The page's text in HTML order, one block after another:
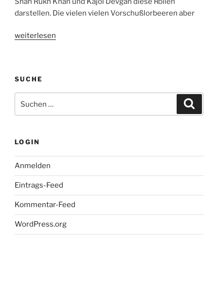
darstellen. Die vielen vielen Vorschußlorbeeren aber
„My
–
Kinostart:
10.06.2010“
weiterlesen
SUCHE
nach:
LOGIN
Anmelden
Eintrags-Feed
Kommentar-Feed
WordPress.org